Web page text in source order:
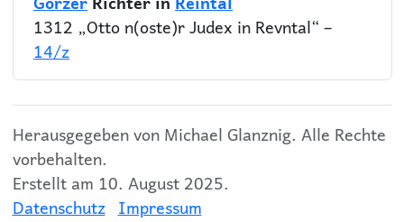
1312 „Otto n(oste)r Judex in Revntal“ –
14/z
Herausgegeben von Michael Glanznig. Alle Rechte
vorbehalten.
Erstellt am 10. August 2025.
Datenschutz Impressum